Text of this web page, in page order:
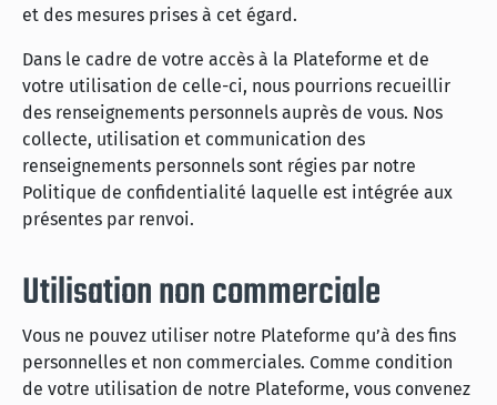
et des mesures prises à cet égard.
Dans le cadre de votre accès à la Plateforme et de
votre utilisation de celle-ci, nous pourrions recueillir
des renseignements personnels auprès de vous. Nos
collecte, utilisation et communication des
renseignements personnels sont régies par notre
Politique de confidentialité laquelle est intégrée aux
présentes par renvoi.
Utilisation non commerciale
Vous ne pouvez utiliser notre Plateforme qu’à des fins
personnelles et non commerciales. Comme condition
de votre utilisation de notre Plateforme, vous convenez